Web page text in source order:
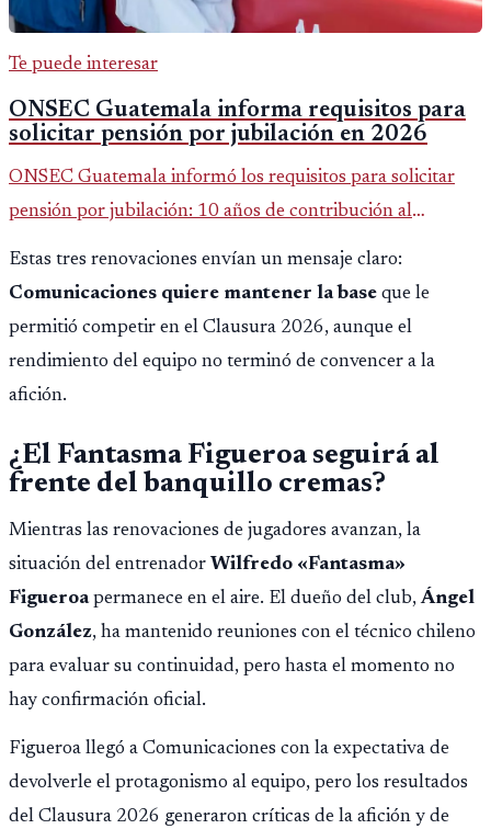
Te puede interesar
ONSEC Guatemala informa requisitos para
solicitar pensión por jubilación en 2026
ONSEC Guatemala informó los requisitos para solicitar
pensión por jubilación: 10 años de contribución al
Montepío y 50 años de edad, o 20 años de servicio sin
importar edad.
Estas tres renovaciones envían un mensaje claro:
Comunicaciones quiere mantener la base que le
permitió competir en el Clausura 2026, aunque el
rendimiento del equipo no terminó de convencer a la
afición.
¿El Fantasma Figueroa seguirá al
frente del banquillo cremas?
Mientras las renovaciones de jugadores avanzan, la
situación del entrenador Wilfredo «Fantasma»
Figueroapermanece en el aire. El dueño del club,Ángel
González, ha mantenido reuniones con el técnico chileno
para evaluar su continuidad, pero hasta el momento no
hay confirmación oficial.
Figueroa llegó a Comunicaciones con la expectativa de
devolverle el protagonismo al equipo, pero los resultados
del Clausura 2026 generaron críticas de la afición y de